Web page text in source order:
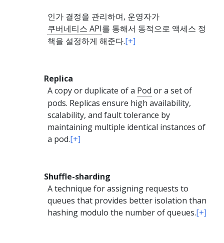
인가 결정을 관리하며, 운영자가
쿠버네티스 API를 통해서 동적으로 액세스 정
책을 설정하게 해준다.[+]
Replica
A copy or duplicate of a Pod or a set of
pods. Replicas ensure high availability,
scalability, and fault tolerance by
maintaining multiple identical instances of
a pod.[+]
Shuffle-sharding
A technique for assigning requests to
queues that provides better isolation than
hashing modulo the number of queues.[+]